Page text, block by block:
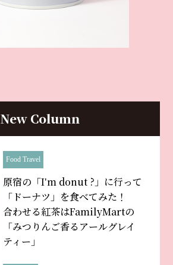
New Column
Food Travel
原宿の「Iʼm donut ?」に行って
「ドーナツ」を食べてみた！
合わせる紅茶はFamilyMartの
「みつりんご香るアールグレイ
ティー」